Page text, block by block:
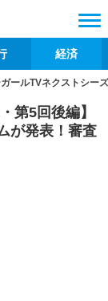
経済
ガールTVネクストシ
第5回後編】
が発表！審査